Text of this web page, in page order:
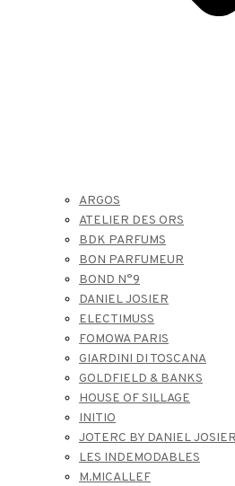
ARGOS
ATELIER DES ORS
BDK PARFUMS
BON PARFUMEUR
BOND N°9
DANIEL JOSIER
ELECTIMUSS
FOMOWA PARIS
GIARDINI DI TOSCANA
GOLDFIELD & BANKS
HOUSE OF SILLAGE
INITIO
JOTERC BY DANIEL JOSIER
LES INDEMODABLES
M.MICALLEF